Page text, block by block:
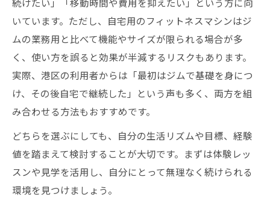
いています。ただし、自宅用のフィットネスマシンはジ
ムの業務用と比べて機能やサイズが限られる場合が多
く、使い方を誤ると効果が半減するリスクもあります。
実際、港区の利用者からは「最初はジムで基礎を身につ
け、その後自宅で継続した」という声も多く、両方を組
み合わせる方法もおすすめです。
どちらを選ぶにしても、自分の生活リズムや目標、経験
値を踏まえて検討することが大切です。まずは体験レッ
スンや見学を活用し、自分にとって無理なく続けられる
環境を見つけましょう。